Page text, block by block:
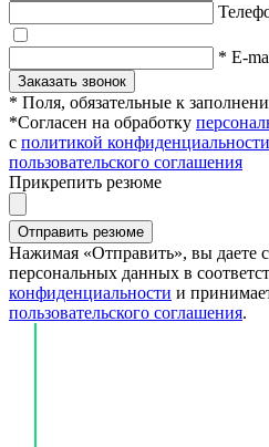
* E-
Заказать звонок
* Поля, обязательные к
*Согласен на обработку
с политикой конфиденциальности
пользовательского соглашения
Прикрепить резюме
Отправить резюме
Нажимая «Отправить», вы даете
персональных данных в
конфиденциальности и
пользовательского соглашения.